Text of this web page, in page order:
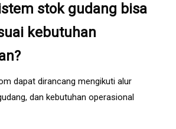
stok gudang bisa
kebutuhan
dapat dirancang mengikuti alur
dan kebutuhan operasional